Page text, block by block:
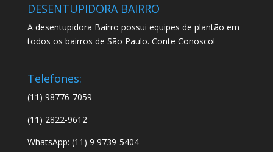
DESENTUPIDORA BAIRRO
A desentupidora Bairro possui equipes de plantão em
todos os bairros de São Paulo. Conte Conosco!
Telefones:
(11) 98776-7059
(11) 2822-9612
WhatsApp: (11) 9 9739-5404